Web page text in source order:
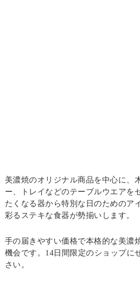
美濃焼のオリジナル商品を中心に、
ー、トレイなどのテーブルウエアを
たくなる器から特別な日のためのア
彩るステキな食器が勢揃いします。
手の届きやすい価格で本格的な美濃
機会です。14日間限定のショップに
さい。